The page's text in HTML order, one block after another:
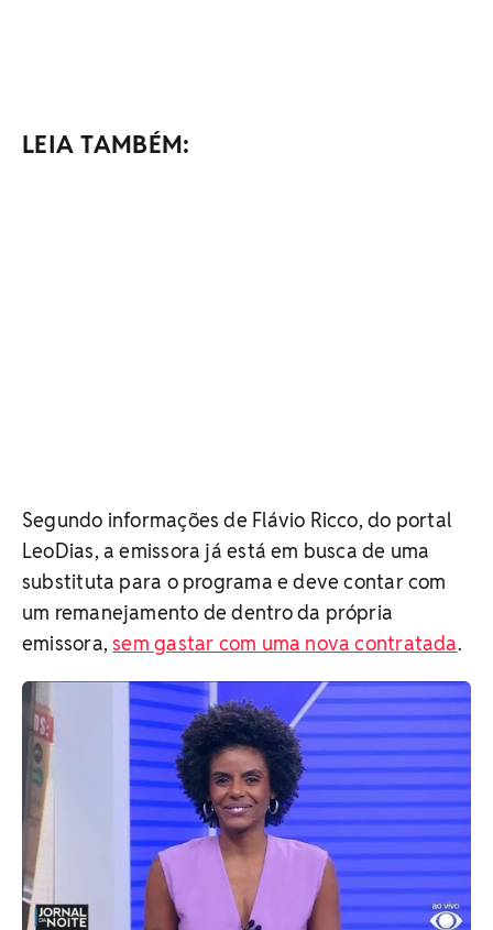
LEIA TAMBÉM:
Segundo informações de Flávio Ricco, do portal
LeoDias, a emissora já está em busca de uma
substituta para o programa e deve contar com
um remanejamento de dentro da própria
emissora,sem gastar com uma nova contratada.